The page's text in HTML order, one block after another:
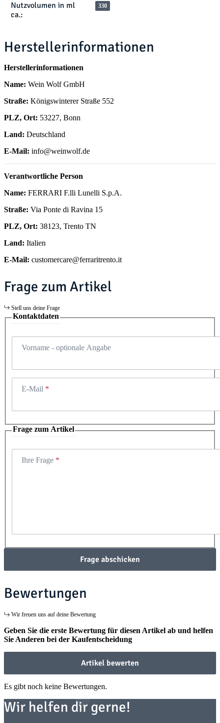
Nutzvolumen in ml
ca.:
330
Herstellerinformationen
Herstellerinformationen
Name: Wein Wolf GmbH
Straße: Königswinterer Straße 552
PLZ, Ort: 53227, Bonn
Land: Deutschland
E-Mail: info@weinwolf.de
Verantwortliche Person
Name: FERRARI F.lli Lunelli S.p.A.
Straße: Via Ponte di Ravina 15
PLZ, Ort: 38123, Trento TN
Land: Italien
E-Mail: customercare@ferraritrento.it
Frage zum Artikel
Stell uns deine Frage
Kontaktdaten
Vorname - optionale Angabe
E-Mail
Frage zum Artikel
Ihre Frage
Frage abschicken
Bewertungen
Wir freuen uns auf deine Bewertung
Geben Sie die erste Bewertung für diesen Artikel ab und helfen
Sie Anderen bei der Kaufentscheidung
Artikel bewerten
Es gibt noch keine Bewertungen.
Wir helfen dir gerne!